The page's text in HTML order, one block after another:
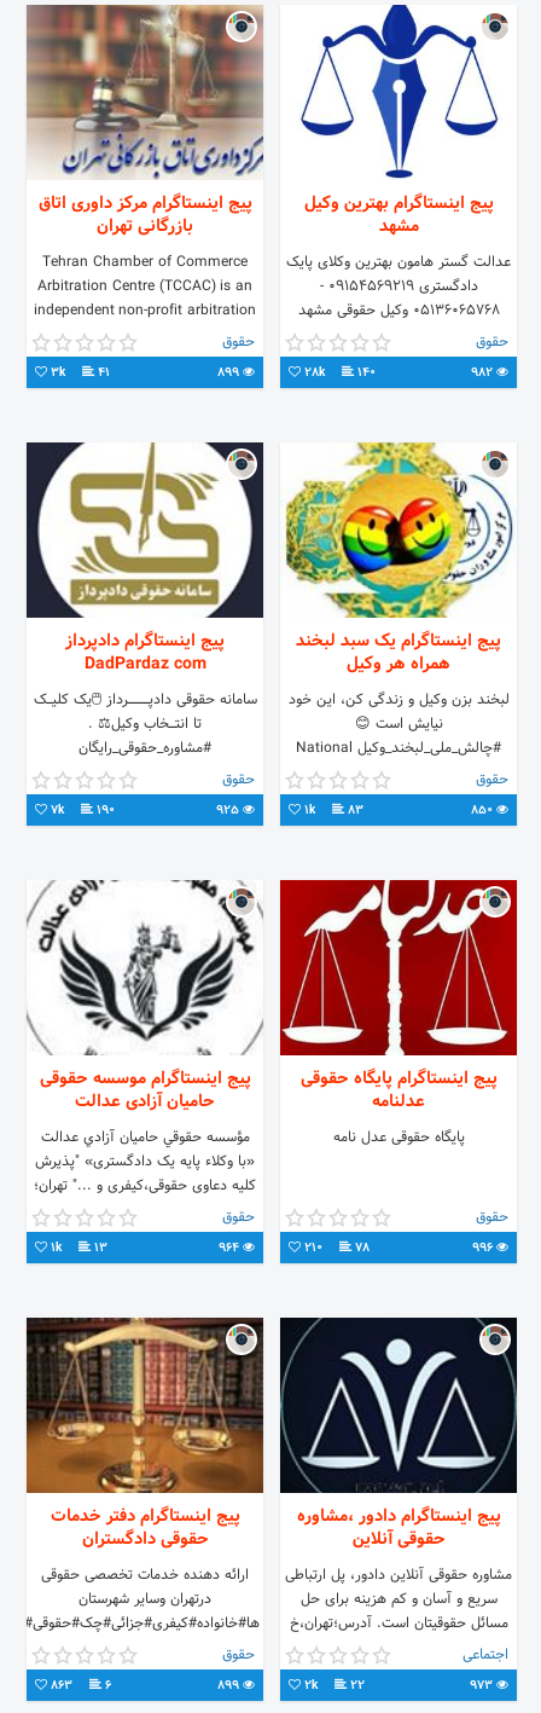
پیج اینستاگرام بهترین وکیل
مشهد
عدالت گستر هامون بهترین وکلای پایک
دادگستری ۰۹۱۵۴۵۶۹۲۱۹ -
05136065768 وکیل حقوقی مشهد
وکیل کیفری مشهد وکیل خانواده مشهد
#حقوقی#خانواده#کیفری
حقوق
140
28k
پیج اینستاگرام مرکز داوری اتاق
بازرگانی تهران
Tehran Chamber of Commerce
Arbitration Centre (TCCAC) is an
independent non-profit arbitration
center located in the city of
Tehran (capital of Iran).
حقوق
41
3k
پیج اینستاگرام یک سبد لبخند
همراه هر وکیل
لبخند بزن وکیل و زندگی کن، این خود
نیایش است 😊
#چالش_ملی_لبخند_وکیل National
Challenge of Smile attorney
Subject to the Islamic Republic of
Ir
حقوق
83
1k
پیج اینستاگرام دادپرداز
DadPardaz com
سامانه حقوقی دادپـــــــــــــــــرداز ⁦🖱️⁩یک کلیــــک
تا انت‍ـــــخاب وکیل⁦⚖️⁩ .
#مشاوره_حقوقی_رایگان
#انتخاب_وکیل_آنلاین . لینک مقاله ⚠️⁩
حقوق
190
7k
پیج اینستاگرام پایگاه حقوقی
عدلنامه
پایگاه حقوقی عدل نامه
حقوق
78
210
پیج اینستاگرام موسسه حقوقی
حامیان آزادی عدالت
مؤسسه حقوقي حاميان آزادي عدالت
«با وکلاء پایه یک دادگستری» "پذیرش
کلیه دعاوی حقوقی،کیفری و ..." تهران؛
خ شریعتی،خ دولت، پ۵۱۸ ، ط۱، وA3
021_22637637
حقوق
13
1k
پیج اینستاگرام دادور ،مشاوره
حقوقی آنلاین
مشاوره حقوقی آنلاین دادور، پل ارتباطی
سریع و آسان و کم هزینه برای حل
مسائل حقوقیتان است. آدرس؛تهران،خ
شریعتی،خ دولت،پ ۵۱۸،ط اول،واحد
A3 021-22637637
اجتماعی
22
2k
پیج اینستاگرام دفتر خدمات
حقوقی دادگستران
ارائه دهنده خدمات تخصصی حقوقی
درتهران وسایر شهرستان
حقوق
6
863